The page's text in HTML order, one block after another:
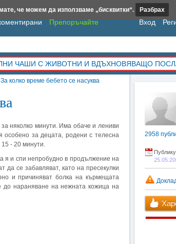
За колко време бебето се насуква
няколко минути. Има обаче и лениви
особено за децата, родени с телесна
15 - 20 минути.
я и спи непробудно в продължение на
да се забавляват, като на пресекулки
и причиняват болка на кърмещата
нараняване на нежната кожица на
2958
Препоръчайте Вход
ЧАШИ С ЖИВОТНИ И ВДЪХНОВЯВАЩО
че можем да използваме „бисквитки“. Разбрах